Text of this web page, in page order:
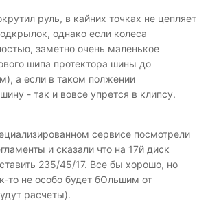
руль, в кайних точках не цепляет
однако если колеса
заметно очень маленькое
шипа протектора шины до
а если в таком полжении
- так и вовсе упрется в клипсу.
сервисе посмотрели
и сказали что на 17й диск
235/45/17. Все бы хорошо, но
то не особо будет бОльшим от
расчеты).